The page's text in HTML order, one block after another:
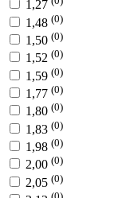
1,27
1,48 (0)
1,50 (0)
1,52 (0)
1,59 (0)
1,77 (0)
1,80 (0)
1,83 (0)
1,98 (0)
2,00 (0)
2,05 (0)